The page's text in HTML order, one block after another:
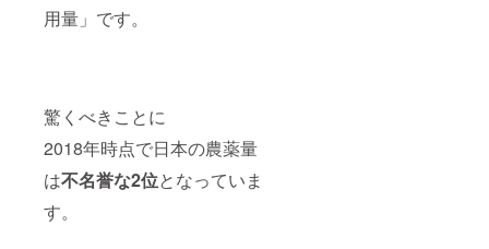
用量」です。
驚くべきことに
2018年時点で日本の農薬量
は不名誉な2位となっていま
す。